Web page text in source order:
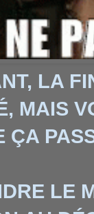
LA
MAIS
ÇA
LE